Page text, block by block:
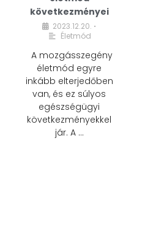
következményei
2023.12.20. •
Életmód
A mozgásszegény
életmód egyre
inkább elterjedőben
van, és ez súlyos
egészségügyi
következményekkel
jár. A …